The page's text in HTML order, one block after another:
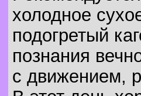
холодное
подогретый
познания
с движением,